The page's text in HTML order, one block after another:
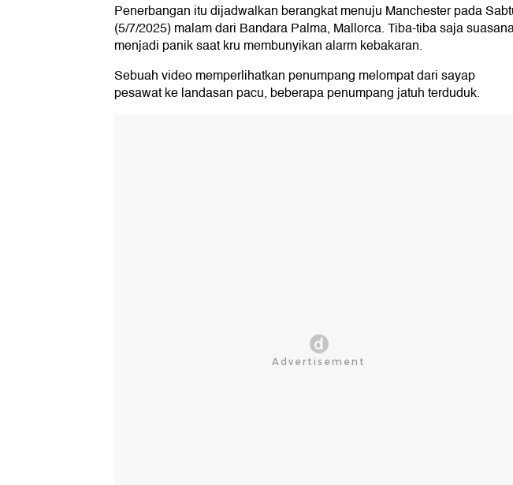
Penerbangan itu dijadwalkan berangkat menuju Manchester pada
(5/7/2025) malam dari Bandara Palma, Mallorca. Tiba-tiba saja
menjadi panik saat kru membunyikan alarm kebakaran.
Sebuah video memperlihatkan penumpang melompat dari sayap
pesawat ke landasan pacu, beberapa penumpang jatuh terduduk.